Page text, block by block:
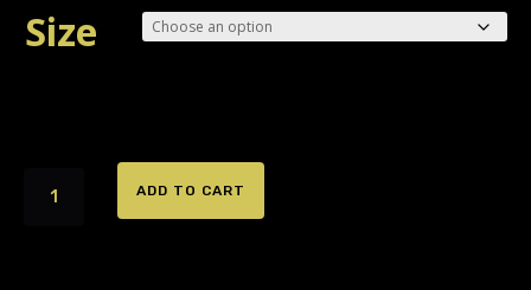
Size
SampleADD TO CART